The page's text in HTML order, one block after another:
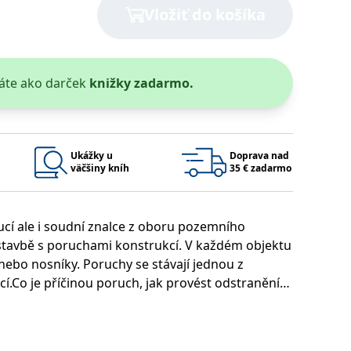
ako darček knižky zadarmo.
Ukážky u
väčšiny kníh
Doprava nad
35 € zadarmo
ale i soudní znalce z oboru pozemního
s poruchami konstrukcí. V každém objektu
nosníky. Poruchy se stávají jednou z
je příčinou poruch, jak provést odstranění
čtivou formou přináší erudovaný autor
možné podávat platné zprávy o používání jejich webových
k udržování proměnných relací uživatelů. Obvykle se
příkladem je udržování přihlášeného stavu uživatele mezi
které systém přijímá, a zajištění souladu a přizpůsobivosti
aktivit na webu.
pro interní analýzu.
Google Privacy Policy